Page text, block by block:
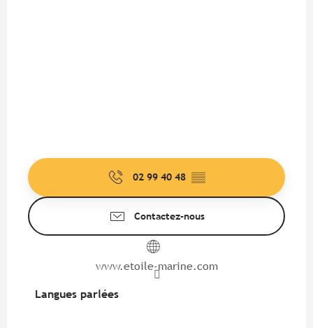
02 99 40 48 ▒▒
Contactez-nous
www.etoile-marine.com
Langues parlées
Langues parlées